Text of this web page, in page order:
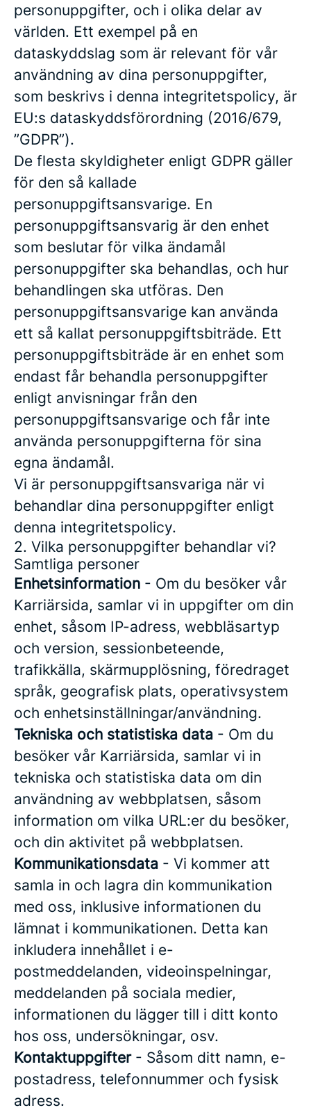
personuppgifter, och i olika delar av
världen. Ett exempel på en
dataskyddslag som är relevant för vår
användning av dina personuppgifter,
som beskrivs i denna integritetspolicy, är
EU:s dataskyddsförordning (2016/679,
”GDPR”).
De flesta skyldigheter enligt GDPR gäller
för den så kallade
personuppgiftsansvarige. En
personuppgiftsansvarig är den enhet
som beslutar för vilka ändamål
personuppgifter ska behandlas, och hur
behandlingen ska utföras. Den
personuppgiftsansvarige kan använda
ett så kallat personuppgiftsbiträde. Ett
personuppgiftsbiträde är en enhet som
endast får behandla personuppgifter
enligt anvisningar från den
personuppgiftsansvarige och får inte
använda personuppgifterna för sina
egna ändamål.
Vi är personuppgiftsansvariga när vi
behandlar dina personuppgifter enligt
denna integritetspolicy.
2. Vilka personuppgifter behandlar vi?
Samtliga personer
Enhetsinformation - Om du besöker vår
Karriärsida, samlar vi in uppgifter om din
enhet, såsom IP-adress, webbläsartyp
och version, sessionbeteende,
trafikkälla, skärmupplösning, föredraget
språk, geografisk plats, operativsystem
och enhetsinställningar/användning.
Tekniska och statistiska data - Om du
besöker vår Karriärsida, samlar vi in
tekniska och statistiska data om din
användning av webbplatsen, såsom
information om vilka URL:er du besöker,
och din aktivitet på webbplatsen.
Kommunikationsdata - Vi kommer att
samla in och lagra din kommunikation
med oss, inklusive informationen du
lämnat i kommunikationen. Detta kan
inkludera innehållet i e-
postmeddelanden, videoinspelningar,
meddelanden på sociala medier,
informationen du lägger till i ditt konto
hos oss, undersökningar, osv.
Kontaktuppgifter- Såsom ditt namn, e-
postadress, telefonnummer och fysisk
adress.